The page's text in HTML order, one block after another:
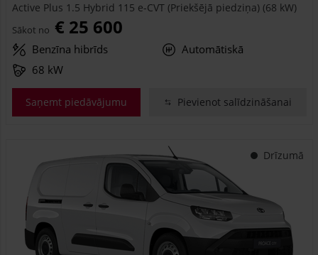
Active Plus 1.5 Hybrid 115 e-CVT (Priekšējā piedziņa) (68 kW)
Sākot no € 25 600
Benzīna hibrīds
Automātiskā
68 kW
Saņemt piedāvājumu Pievienot salīdzināšanai
Drīzumā